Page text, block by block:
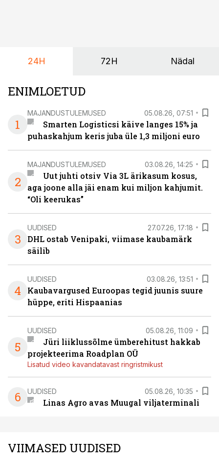
24H 72H Nädal
ENIMLOETUD
1
MAJANDUSTULEMUSED 05.08.26, 07:51
Smarten Logisticsi käive langes 15% ja
puhaskahjum keris juba üle 1,3 miljoni euro
2
MAJANDUSTULEMUSED 03.08.26, 14:25
Uut juhti otsiv Via 3L ärikasum kosus,
aga joone alla jäi enam kui miljon kahjumit.
“Oli keerukas”
3
UUDISED 27.07.26, 17:18
DHL ostab Venipaki, viimase kaubamärk
säilib
4
UUDISED 03.08.26, 13:51
Kaubavargused Euroopas tegid juunis suure
hüppe, eriti Hispaanias
5
UUDISED 05.08.26, 11:09
Jüri liiklussõlme ümberehitust hakkab
projekteerima Roadplan OÜ
Lisatud video kavandatavast ringristmikust
6 UUDISED 05.08.26, 10:35
Linas Agro avas Muugal viljaterminali
VIIMASED UUDISED